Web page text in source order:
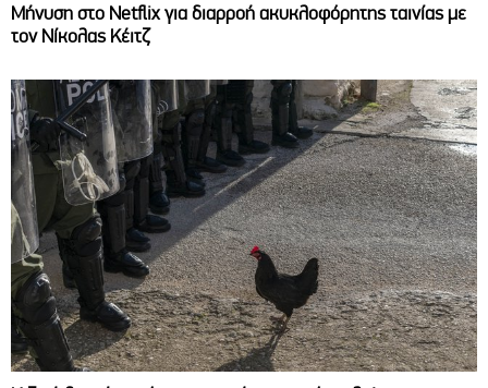
Μήνυση στο Netflix για διαρροή ακυκλοφόρητης ταινίας με
τον Νίκολας Κέιτζ